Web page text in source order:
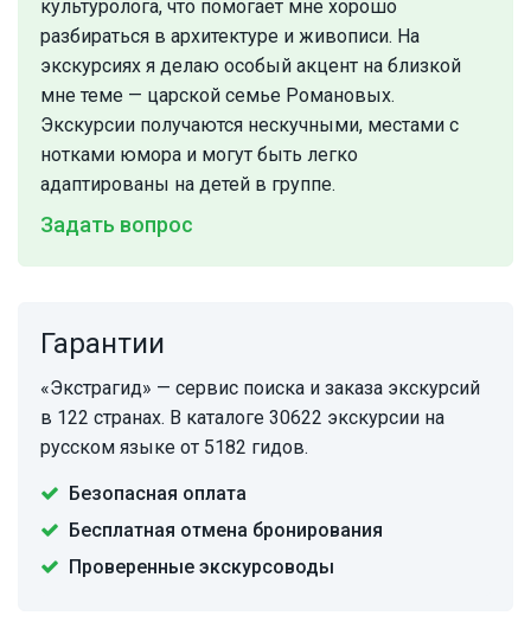
культуролога, что помогает мне хорошо
разбираться в архитектуре и живописи. На
экскурсиях я делаю особый акцент на близкой
мне теме — царской семье Романовых.
Экскурсии получаются нескучными, местами с
нотками юмора и могут быть легко
адаптированы на детей в группе.
Задать вопрос
Гарантии
«Экстрагид» — сервис поиска и заказа экскурсий
в 122 странах. В каталоге 30622 экскурсии на
русском языке от 5182 гидов.
Безопасная оплата
Бесплатная отмена бронирования
Проверенные экскурсоводы